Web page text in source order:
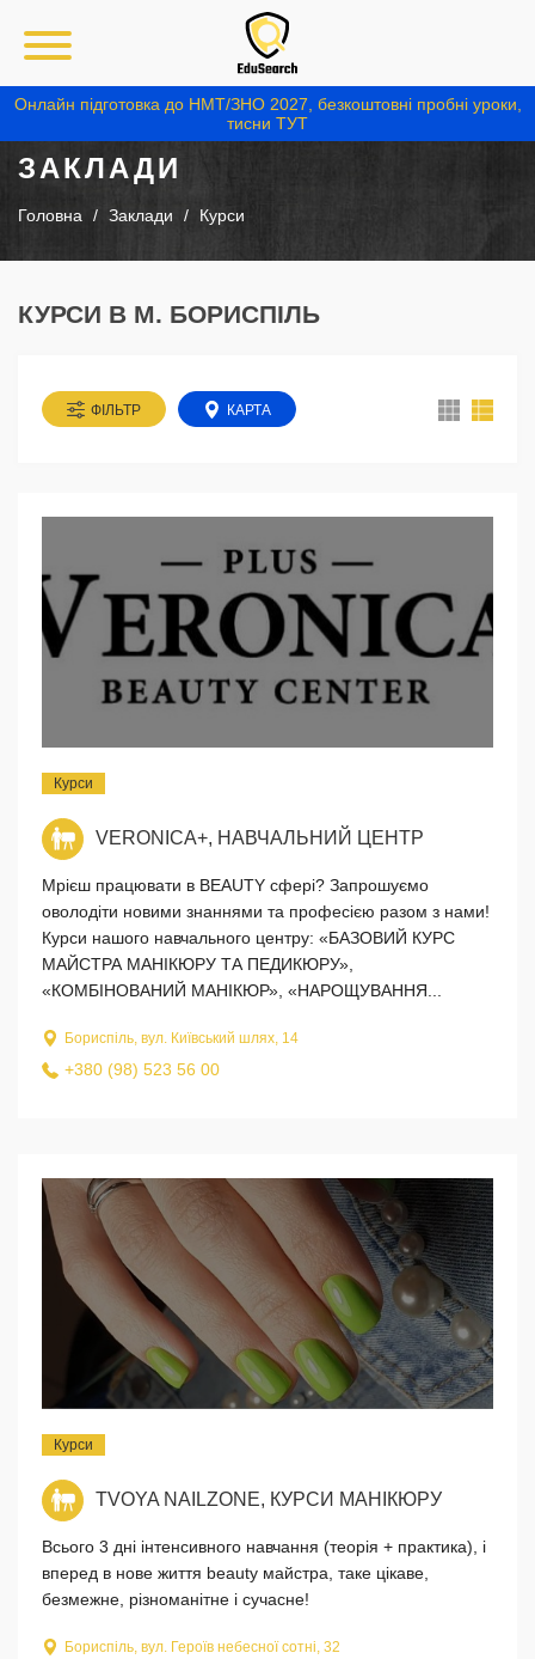
Онлайн підготовка до НМТ/ЗНО 2027, безкоштовні пробні уроки,
тисни ТУТ
ЗАКЛАДИ
Головна Заклади Курси
КУРСИ В М. БОРИСПІЛЬ
ФІЛЬТР КАРТА
Курси
VERONICA+, НАВЧАЛЬНИЙ ЦЕНТР
Мрієш працювати в BEAUTY сфері? Запрошуємо
оволодіти новими знаннями та професією разом з нами!
Курси нашого навчального центру: «БАЗОВИЙ КУРС
МАЙСТРА МАНІКЮРУ ТА ПЕДИКЮРУ»,
«КОМБІНОВАНИЙ МАНІКЮР», «НАРОЩУВАННЯ...
Бориспіль, вул. Київський шлях, 14
+380 (98) 523 56 00
Курси
TVOYA NAILZONE, КУРСИ МАНІКЮРУ
Всього 3 дні інтенсивного навчання (теорія + практика), і
вперед в нове життя beauty майстра, таке цікаве,
безмежне, різноманітне і сучасне!
Бориспіль, вул. Героїв небесної сотні, 32